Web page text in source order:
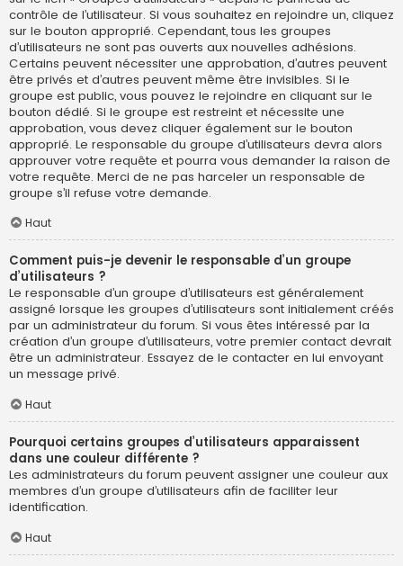
contrôle de l’utilisateur. Si vous souhaitez en rejoindre un, cliquez
sur le bouton approprié. Cependant, tous les groupes
d’utilisateurs ne sont pas ouverts aux nouvelles adhésions.
Certains peuvent nécessiter une approbation, d’autres peuvent
être privés et d’autres peuvent même être invisibles. Si le
groupe est public, vous pouvez le rejoindre en cliquant sur le
bouton dédié. Si le groupe est restreint et nécessite une
approbation, vous devez cliquer également sur le bouton
approprié. Le responsable du groupe d’utilisateurs devra alors
approuver votre requête et pourra vous demander la raison de
votre requête. Merci de ne pas harceler un responsable de
groupe s’il refuse votre demande.
Haut
Comment puis-je devenir le responsable d’un groupe
d’utilisateurs ?
Le responsable d’un groupe d’utilisateurs est généralement
assigné lorsque les groupes d’utilisateurs sont initialement créés
par un administrateur du forum. Si vous êtes intéressé par la
création d’un groupe d’utilisateurs, votre premier contact devrait
être un administrateur. Essayez de le contacter en lui envoyant
un message privé.
Haut
Pourquoi certains groupes d’utilisateurs apparaissent
dans une couleur différente ?
Les administrateurs du forum peuvent assigner une couleur aux
membres d’un groupe d’utilisateurs afin de faciliter leur
identification.
Haut